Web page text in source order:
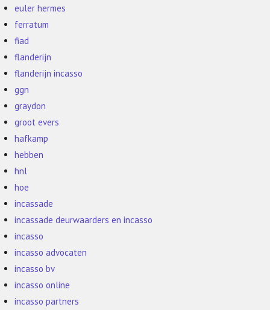
euler hermes
ferratum
fiad
flanderijn
flanderijn incasso
ggn
graydon
groot evers
hafkamp
hebben
hnl
hoe
incassade
incassade deurwaarders en incasso
incasso
incasso advocaten
incasso bv
incasso online
incasso partners